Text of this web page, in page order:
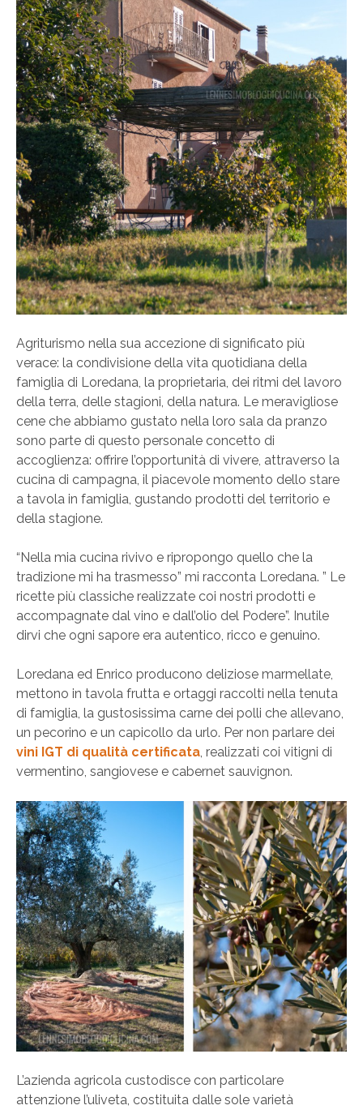
Agriturismo nella sua accezione di significato più
verace: la condivisione della vita quotidiana della
famiglia di Loredana, la proprietaria, dei ritmi del lavoro
della terra, delle stagioni, della natura. Le meravigliose
cene che abbiamo gustato nella loro sala da pranzo
sono parte di questo personale concetto di
accoglienza: offrire l’opportunità di vivere, attraverso la
cucina di campagna, il piacevole momento dello stare
a tavola in famiglia, gustando prodotti del territorio e
della stagione.
“Nella mia cucina rivivo e ripropongo quello che la
tradizione mi ha trasmesso” mi racconta Loredana. ” Le
ricette più classiche realizzate coi nostri prodotti e
accompagnate dal vino e dall’olio del Podere”. Inutile
dirvi che ogni sapore era autentico, ricco e genuino.
Loredana ed Enrico producono deliziose marmellate,
mettono in tavola frutta e ortaggi raccolti nella tenuta
di famiglia, la gustosissima carne dei polli che allevano,
un pecorino e un capicollo da urlo. Per non parlare dei
vini IGT di qualità certificata, realizzati coi vitigni di
vermentino, sangiovese e cabernet sauvignon.
L’azienda agricola custodisce con particolare
attenzione l’uliveta, costituita dalle sole varietà